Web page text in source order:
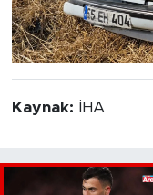
Kaynak: İHA